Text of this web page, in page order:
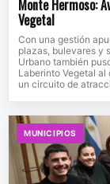
Monte Hermoso:
Vegetal
Con una gestión
plazas, bulevares y
Urbano también
Laberinto Vegetal al
un circuito de
MUNICIPIOS